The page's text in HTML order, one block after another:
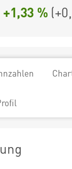
+1,33 % (